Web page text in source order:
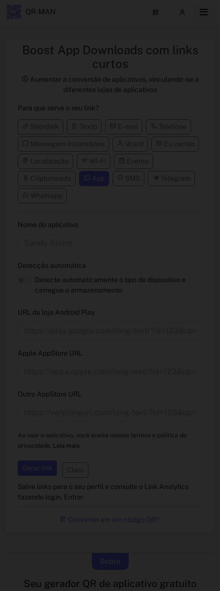
QR-MAN
Boost App Downloads com links
curtos
Aumentar a conversão de aplicativos, vinculando -se a
diferentes lojas de aplicativos
Para que serve o seu link?
Shortlink Texto E-mail Telefone
Mensagem instantânea Vcard Eu cartão
Localização WI-FI Evento
Criptomoeda App SMS Telegram
Whatsapp
Nome do aplicativo
Detecção automática
Detecte automaticamente o tipo de dispositivo e
carregue o armazenamento
URL da loja Android Play
Apple AppStore URL
Outro AppStore URL
Ao usar o aplicativo, você aceita nossos termos e política de
privacidade. Leia mais
Gerar link Claro
Salve links para o seu perfil e consulte o Link Analytics
fazendo login. Entrar
Converter em um código QR?
Sobre
Seu gerador QR de aplicativo gratuito